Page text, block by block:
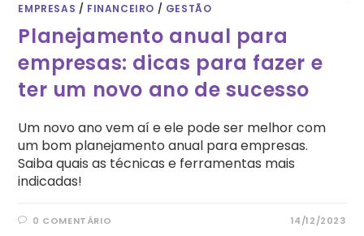
EMPRESAS / FINANCEIRO / GESTÃO
Planejamento anual para
empresas: dicas para fazer e
ter um novo ano de sucesso
Um novo ano vem aí e ele pode ser melhor com
um bom planejamento anual para empresas.
Saiba quais as técnicas e ferramentas mais
indicadas!
0 COMENTÁRIO 14/12/2023